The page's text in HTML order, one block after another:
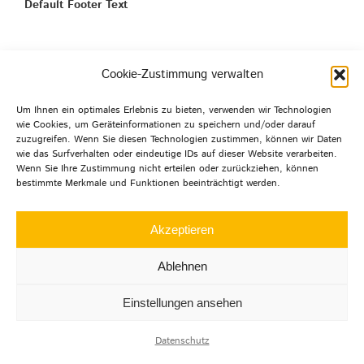
Cookie-Zustimmung verwalten
Um Ihnen ein optimales Erlebnis zu bieten, verwenden wir Technologien
wie Cookies, um Geräteinformationen zu speichern und/oder darauf
zuzugreifen. Wenn Sie diesen Technologien zustimmen, können wir Daten
wie das Surfverhalten oder eindeutige IDs auf dieser Website verarbeiten.
Wenn Sie Ihre Zustimmung nicht erteilen oder zurückziehen, können
bestimmte Merkmale und Funktionen beeinträchtigt werden.
Akzeptieren
Ablehnen
Einstellungen ansehen
Datenschutz
Default Footer Text
2026 | Agentur mehrwert | Alle
Rechte
vorbehalten |Datenschutz|Impressum |